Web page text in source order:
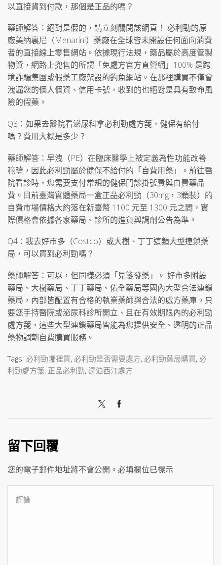
以直接貨到付款，那個是正品的嗎？
藥師解答：絕對是假的，請立刻關閉該網頁！ 必利勁的原
廠美納裏尼（Menarini）藥廠在全球皆未開設任何面向消費
者的直接線上零售網站。依據現行法規，藥品屬於高度管製
物資，網路上兜售的所謂「免處方官方直營網」100% 是跨
境詐騙集團或假藥工廠架設的釣魚網站。在那裡購買不僅會
洩漏您的個人個資、信用卡號，收到的也絕對是具有致命風
險的假藥。
Q3：如果去醫院看泌尿科拿必利勁處方箋，健保有給付
嗎？費用大概是多少？
藥師解答：早洩（PE）在臨床醫學上被定義為性功能改善
範疇，因此必利勁屬於健保不給付的「自費用藥」。前往醫
院看診時，您需要支付常規的健保門診掛號費與自費藥品
費。目前臺灣實體藥局一盒正品必利勁（30mg，3顆裝）的
自費市場價格大約落在新臺幣 1100 元至 1300 元之間，實
際價格會依據各家藥局、診所的進貨與調劑公告為準。
Q4：我去好市多（Costco）或大樹、丁丁這類大型連鎖藥
局，可以買到必利勁嗎？
藥師解答：可以，但同樣必須「見箋發藥」。 好市多附設
藥局、大樹藥局、丁丁藥局、佑全藥局等國內大型合法連鎖
藥局，內部皆配置有合格的執業藥師與合法的處方藥庫。只
要您手持醫院或泌尿科診所開立、且在有效期限內的必利勁
處方箋，這些大型連鎖藥局皆能為您提供安全、透明的正品
藥物調劑自費購買服務。
Tags: 必利勁哪裡買, 必利勁是否需要處方, 必利勁藥局購買, 必
利勁處方箋, 正品必利勁, 達泊西汀處方
留下回覆
您的電子郵件地址將不會公開。必填欄位已標示